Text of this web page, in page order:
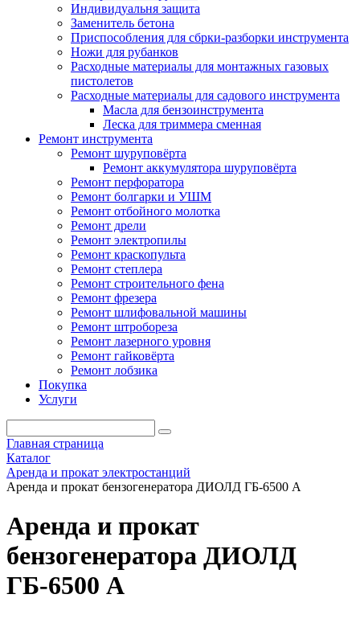
Индивидуальня защита
Заменитель бетона
Приспособления для сбрки-разборки инструмента
Ножи для рубанков
Расходные материалы для монтажных газовых
пистолетов
Расходные материалы для садового инструмента
Масла для бензоинструмента
Леска для триммера сменная
Ремонт инструмента
Ремонт шуруповёрта
Ремонт аккумулятора шуруповёрта
Ремонт перфоратора
Ремонт болгарки и УШМ
Ремонт отбойного молотка
Ремонт дрели
Ремонт электропилы
Ремонт краскопульта
Ремонт степлера
Ремонт строительного фена
Ремонт фрезера
Ремонт шлифовальной машины
Ремонт штробореза
Ремонт лазерного уровня
Ремонт гайковёрта
Ремонт лобзика
Покупка
Услуги
Главная страница
Каталог
Аренда и прокат электростанций
Аренда и прокат бензогенератора ДИОЛД ГБ-6500 А
Аренда и прокат
бензогенератора ДИОЛД
ГБ-6500 А